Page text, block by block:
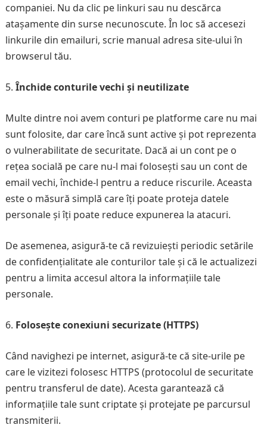
companiei. Nu da clic pe linkuri sau nu descărca
atașamente din surse necunoscute. În loc să accesezi
linkurile din emailuri, scrie manual adresa site-ului în
browserul tău.
Închide conturile vechi și neutilizate
Multe dintre noi avem conturi pe platforme care nu mai
sunt folosite, dar care încă sunt active și pot reprezenta
o vulnerabilitate de securitate. Dacă ai un cont pe o
rețea socială pe care nu-l mai folosești sau un cont de
email vechi, închide-l pentru a reduce riscurile. Aceasta
este o măsură simplă care îți poate proteja datele
personale și îți poate reduce expunerea la atacuri.
De asemenea, asigură-te că revizuiești periodic setările
de confidențialitate ale conturilor tale și că le actualizezi
pentru a limita accesul altora la informațiile tale
personale.
Folosește conexiuni securizate (HTTPS)
Când navighezi pe internet, asigură-te că site-urile pe
care le vizitezi folosesc HTTPS (protocolul de securitate
pentru transferul de date). Acesta garantează că
informațiile tale sunt criptate și protejate pe parcursul
transmiterii.